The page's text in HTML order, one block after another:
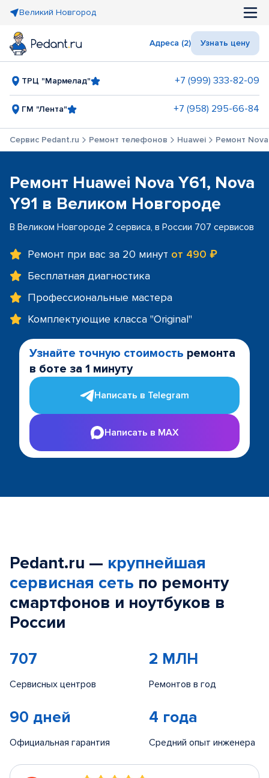
Великий Новгород
Адреса (2) Узнать цену
ТРЦ "Мармелад" +7 (999) 333-82-09
ГМ "Лента" +7 (958) 295-66-84
Сервис Pedant.ru Ремонт телефонов Huawei Ремонт
Ремонт Huawei Nova Y61, Nova
Y91 в Великом Новгороде
В Великом Новгороде 2 сервиса, в России 707 сервисов
Ремонт при вас за 20 минут от 490 ₽
Бесплатная диагностика
Профессиональные мастера
Комплектующие класса "Original"
Узнайте точную стоимость ремонта
в боте за 1 минуту
Написать в Telegram
Написать в MAX
Pedant.ru — крупнейшая
сервисная сеть по ремонту
смартфонов и ноутбуков в
России
707
Сервисных центров
2 МЛН
Ремонтов в год
90 дней
Официальная гарантия
4 года
Средний опыт инженера